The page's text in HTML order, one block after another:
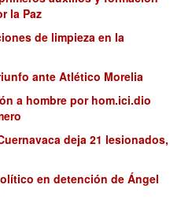
la Paz
de limpieza en la
ante Atlético Morelia
a hombre por hom.ici.dio
deja 21 lesionados,
en detención de Ángel